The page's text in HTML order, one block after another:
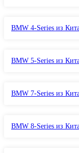
BMW 4-Series из
BMW 5-Series из
BMW 7-Series из
BMW 8-Series из